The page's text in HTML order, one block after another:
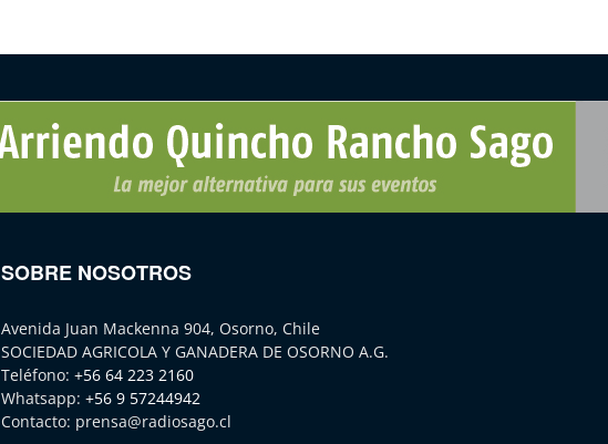
SOBRE NOSOTROS
Avenida Juan Mackenna 904, Osorno, Chile
SOCIEDAD AGRICOLA Y GANADERA DE OSORNO A.G.
Teléfono: +56 64 223 2160
Whatsapp: +56 9 57244942
Contacto: prensa@radiosago.cl